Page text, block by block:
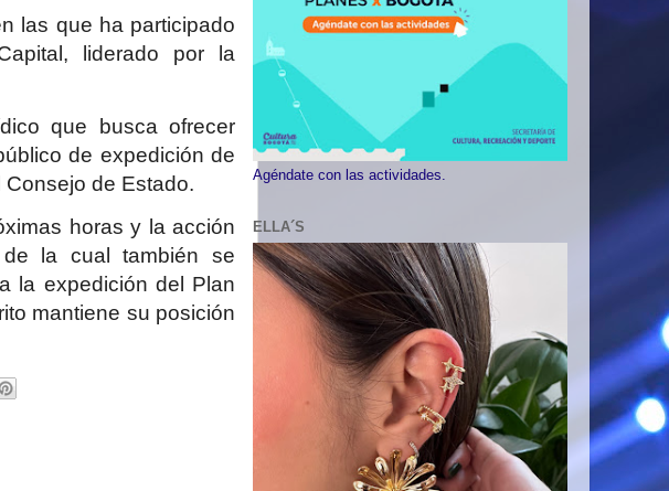
las que ha participado
liderado por la
que busca ofrecer
de expedición de
de Estado.
horas y la acción
la cual también se
la expedición del Plan
mantiene su posición
Agéndate con las actividades.
ELLA´S